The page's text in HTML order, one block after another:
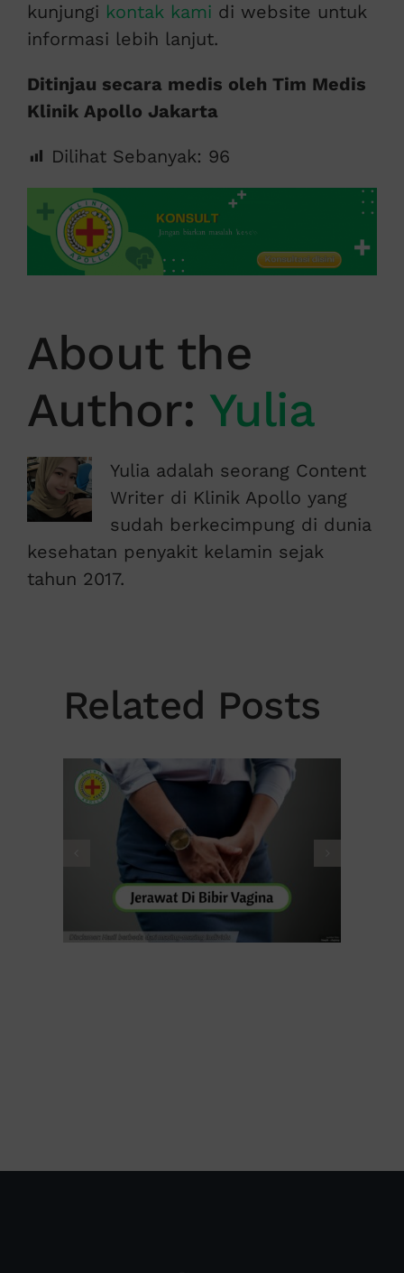
kunjungi kontak kami di website untuk
informasi lebih lanjut.
Ditinjau secara medis oleh Tim Medis
Klinik Apollo Jakarta
Dilihat Sebanyak: 96
About the
Author: Yulia
Yulia adalah seorang Content
Writer di Klinik Apollo yang
sudah berkecimpung di dunia
kesehatan penyakit kelamin sejak
tahun 2017.
Related Posts